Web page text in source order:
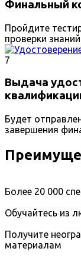
Финальный
Пройдите
проверки
7
Выдача
Будет
завершения
Более 20 000
Обучайтесь из
Получите
материалам